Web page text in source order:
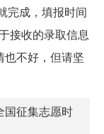
完成，填报时间
接收的录取信息
不好，但请坚
国征集志愿时